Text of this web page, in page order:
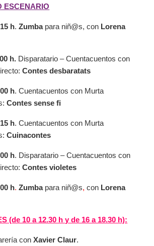
ESCENARIO
h.Zumbapara niñ@s, con Lorena
h. Disparatario – Cuentacuentos con
Contes desbaratats
h. Cuentacuentos con Murta
Contes sense fi
h. Cuentacuentos con Murta
Cuinacontes
h. Disparatario – Cuentacuentos con
Contes violetes
h. Zumbapara niñ@s, con Lorena
(de 10 a 12.30 h y de 16 a 18.30 h):
con Xavier Claur.